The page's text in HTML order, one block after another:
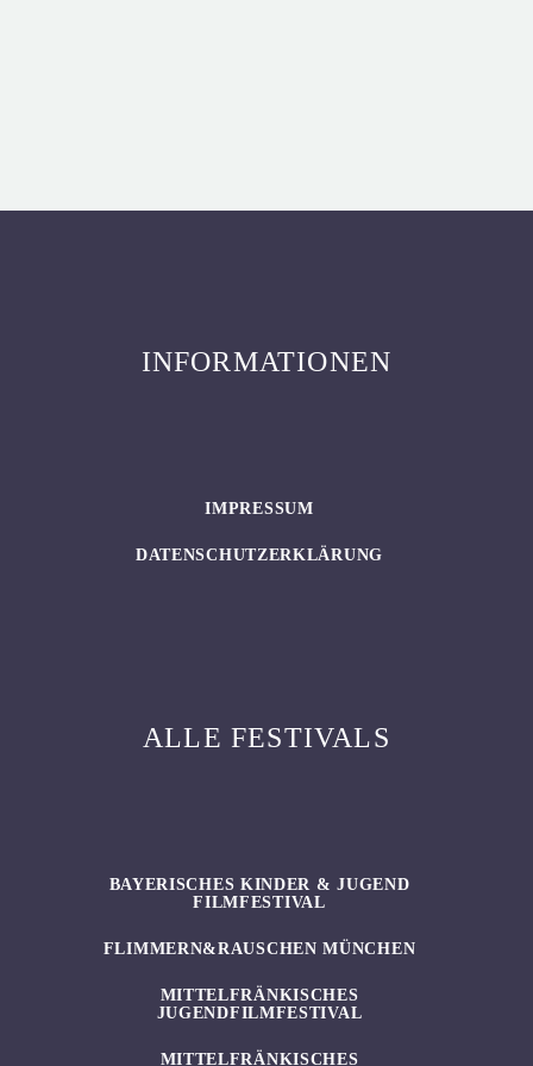
INFORMATIONEN
IMPRESSUM
DATENSCHUTZERKLÄRUNG
ALLE FESTIVALS
BAYERISCHES KINDER & JUGEND
FILMFESTIVAL
FLIMMERN&RAUSCHEN MÜNCHEN
MITTELFRÄNKISCHES
JUGENDFILMFESTIVAL
MITTELFRÄNKISCHES